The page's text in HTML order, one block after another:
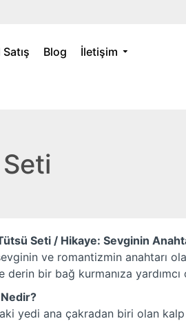
Blog İletişim
Seti / Hikaye: Sevginin
ve romantizmin anahtarı
derin bir bağ kurmanıza yardımcı
Nedir?
yedi ana çakradan biri olan